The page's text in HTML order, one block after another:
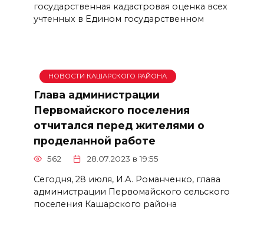
государственная кадастровая оценка всех
учтенных в Едином государственном
НОВОСТИ КАШАРСКОГО РАЙОНА
Глава администрации
Первомайского поселения
отчитался перед жителями о
проделанной работе
562 28.07.2023 в 19:55
Сегодня, 28 июля, И.А. Романченко, глава
администрации Первомайского сельского
поселения Кашарского района